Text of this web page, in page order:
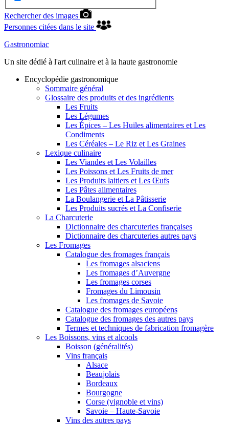
Rechercher des images
Personnes citées dans le site
Gastronomiac
Un site dédié à l'art culinaire et à la haute gastronomie
Encyclopédie gastronomique
Sommaire général
Glossaire des produits et des ingrédients
Les Fruits
Les Légumes
Les Épices – Les Huiles alimentaires et Les
Condiments
Les Céréales – Le Riz et Les Graines
Lexique culinaire
Les Viandes et Les Volailles
Les Poissons et Les Fruits de mer
Les Produits laitiers et Les Œufs
Les Pâtes alimentaires
La Boulangerie et La Pâtisserie
Les Produits sucrés et La Confiserie
La Charcuterie
Dictionnaire des charcuteries françaises
Dictionnaire des charcuteries autres pays
Les Fromages
Catalogue des fromages français
Les fromages alsaciens
Les fromages d’Auvergne
Les fromages corses
Fromages du Limousin
Les fromages de Savoie
Catalogue des fromages européens
Catalogue des fromages des autres pays
Termes et techniques de fabrication fromagère
Les Boissons, vins et alcools
Boisson (généralités)
Vins français
Alsace
Beaujolais
Bordeaux
Bourgogne
Corse (vignoble et vins)
Savoie – Haute-Savoie
Vins des autres pays